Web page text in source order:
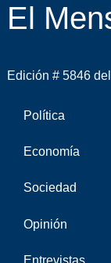
El
Edición # 5846
Política
Economía
Sociedad
Opinión